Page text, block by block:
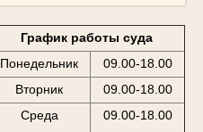
График работы суда
Понедельник
09.00-18.00
Вторник
09.00-18.00
Среда
09.00-18.00